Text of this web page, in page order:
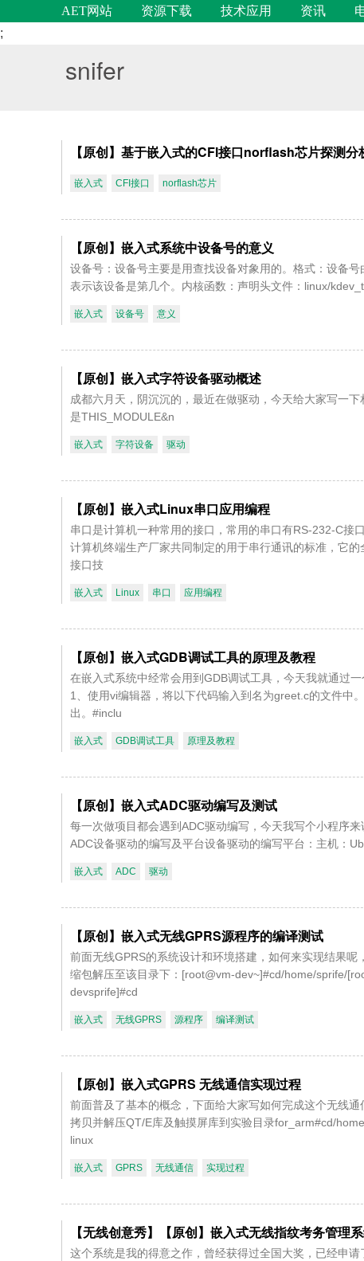
AET网站 资源下载 技术应用 资讯
;
snifer
【原创】基于嵌入式的CFI接口norflash芯片探测分
嵌入式 CFI接口 norflash芯片
【原创】嵌入式系统中设备号的意义
设备号：设备号主要是用查找设备对象用的。格式：设备
表示该设备是第几个。内核函数：声明头文件：linux/
嵌入式 设备号 意义
【原创】嵌入式字符设备驱动概述
成都六月天，阴沉沉的，最近在做驱动，今天给大家写一
是THIS_MODULE&n
嵌入式 字符设备 驱动
【原创】嵌入式Linux串口应用编程
串口是计算机一种常用的接口，常用的串口有RS-232-C接
计算机终端生产厂家共同制定的用于串行通讯的标准，它
接口技
嵌入式 Linux 串口 应用编程
【原创】嵌入式GDB调试工具的原理及教程
在嵌入式系统中经常会用到GDB调试工具，今天我就通过
1、使用vi编辑器，将以下代码输入到名为greet.c的文件中
出。#inclu
嵌入式 GDB调试工具 原理及教程
【原创】嵌入式ADC驱动编写及测试
每一次做项目都会遇到ADC驱动编写，今天我写个小程序
ADC设备驱动的编写及平台设备驱动的编写平台：主机：
嵌入式 ADC 驱动
【原创】嵌入式无线GPRS源程序的编译测试
前面无线GPRS的系统设计和环境搭建，如何来实现结果
缩包解压至该目录下：[root@vm-dev~]#cd/home/sprife/
devsprife]#cd
嵌入式 无线GPRS 源程序 编译测试
【原创】嵌入式GPRS 无线通信实现过程
前面普及了基本的概念，下面给大家写如何完成这个无线
拷贝并解压QT/E库及触摸屏库到实验目录for_arm#cd/
linux
嵌入式 GPRS 无线通信 实现过程
【无线创意秀】【原创】嵌入式无线指纹考务管理
这个系统是我的得意之作，曾经获得过全国大奖，已经申